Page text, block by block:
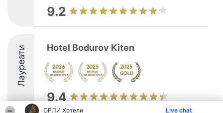
ОРЛИ Хотели Live chat
9.2
Лауреати Hotel Bodurov Kiten
9.4